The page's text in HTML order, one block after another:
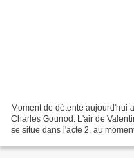
Moment de détente aujourd'hui
Charles Gounod. L'air de
se situe dans l'acte 2, au